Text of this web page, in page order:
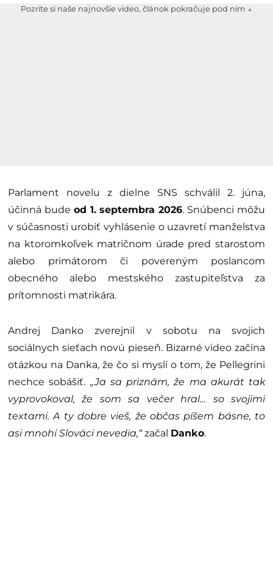
Pozrite si naše najnovšie video, článok pokračuje pod ním ↓
Parlament novelu z dielne SNS schválil 2. júna,
účinná bude od 1. septembra 2026. Snúbenci môžu
v súčasnosti urobiť vyhlásenie o uzavretí manželstva
na ktoromkoľvek matričnom úrade pred starostom
alebo primátorom či povereným poslancom
obecného alebo mestského zastupiteľstva za
prítomnosti matrikára.
Andrej Danko zverejnil v sobotu na svojich
sociálnych sieťach novú pieseň. Bizarné video začína
otázkou na Danka, že čo si myslí o tom, že Pellegrini
nechce sobášiť. „Ja sa priznám, že ma akurát tak
vyprovokoval, že som sa večer hral… so svojimi
textami. A ty dobre vieš, že občas píšem básne, to
asi mnohí Slováci nevedia,“začal Danko.